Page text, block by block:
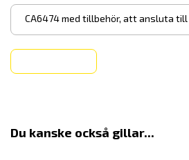
Du kanske också gillar...